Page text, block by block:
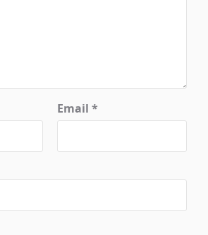
Email *